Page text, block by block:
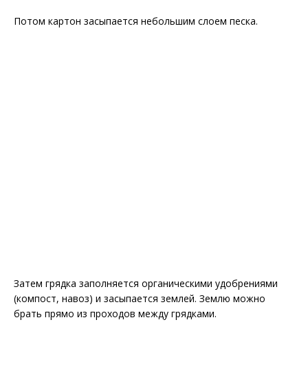
Потом картон засыпается небольшим слоем песка.
Затем грядка заполняется органическими удобрениями
(компост, навоз) и засыпается землей. Землю можно
брать прямо из проходов между грядками.